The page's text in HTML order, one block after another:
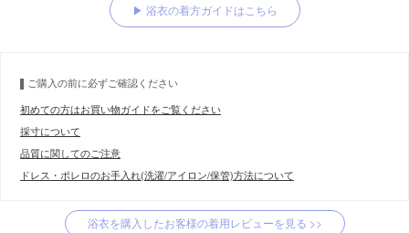
▶ 浴衣の着方ガイドはこちら
ご購入の前に必ずご確認ください
初めての方はお買い物ガイドをご覧ください
採寸について
品質に関してのご注意
ドレス・ボレロのお手入れ(洗濯/アイロン/保管)方法について
浴衣を購入したお客様の着用レビューを見る >>